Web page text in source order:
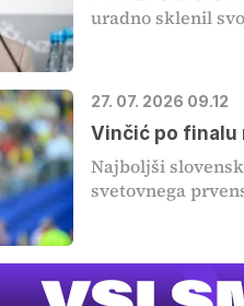
uradno sklenil
27. 07. 2026 09.12
Vinčić po finalu
Najboljši
svetovnega